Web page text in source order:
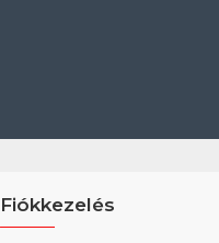
Fiókkezelés